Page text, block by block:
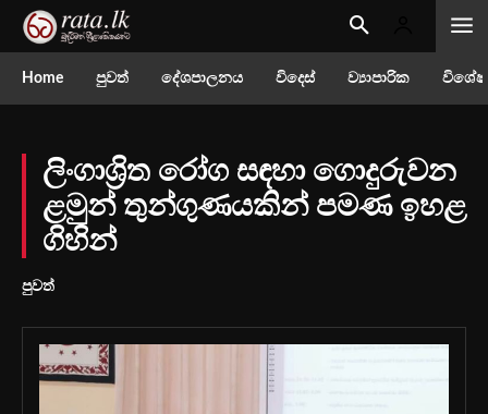
Home පුවත් දේශපාලනය විදෙස් ව්‍යාපාරික
ලිංගාශ්‍රිත රෝග සඳහා ගොදුරුවන
ළමුන් තුන්ගුණයකින් පමණ ඉහළ
ගිහින්
පුවත්